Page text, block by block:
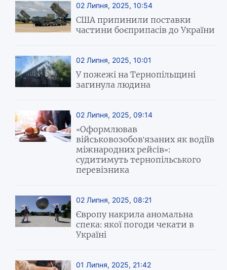
02 Липня, 2025, 10:54
США припинили поставки
частини боєприпасів до України
02 Липня, 2025, 10:01
У пожежі на Тернопільщині
загинула людина
02 Липня, 2025, 09:14
«Оформлював
військовозобов'язаних як водіїв
міжнародних рейсів»:
судитимуть тернопільського
перевізника
02 Липня, 2025, 08:21
Європу накрила аномальна
спека: якої погоди чекати в
Україні
01 Липня, 2025, 21:42